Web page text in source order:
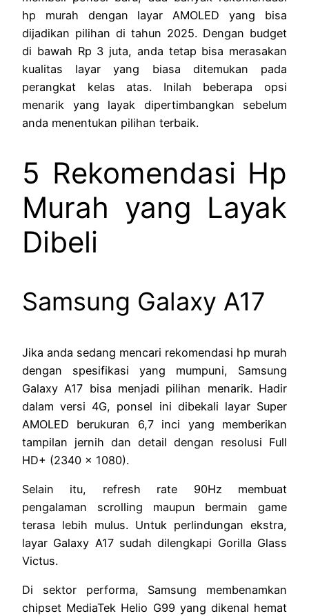
hp murah dengan layar AMOLED yang bisa
dijadikan pilihan di tahun 2025. Dengan budget
di bawah Rp 3 juta, anda tetap bisa merasakan
kualitas layar yang biasa ditemukan pada
perangkat kelas atas. Inilah beberapa opsi
menarik yang layak dipertimbangkan sebelum
anda menentukan pilihan terbaik.
5 Rekomendasi Hp
Murah yang Layak
Dibeli
Samsung Galaxy A17
Jika anda sedang mencari rekomendasi hp murah
dengan spesifikasi yang mumpuni, Samsung
Galaxy A17 bisa menjadi pilihan menarik. Hadir
dalam versi 4G, ponsel ini dibekali layar Super
AMOLED berukuran 6,7 inci yang memberikan
tampilan jernih dan detail dengan resolusi Full
HD+ (2340 x 1080).
Selain itu, refresh rate 90Hz membuat
pengalaman scrolling maupun bermain game
terasa lebih mulus. Untuk perlindungan ekstra,
layar Galaxy A17 sudah dilengkapi Gorilla Glass
Victus.
Di sektor performa, Samsung membenamkan
chipset MediaTek Helio G99 yang dikenal hemat